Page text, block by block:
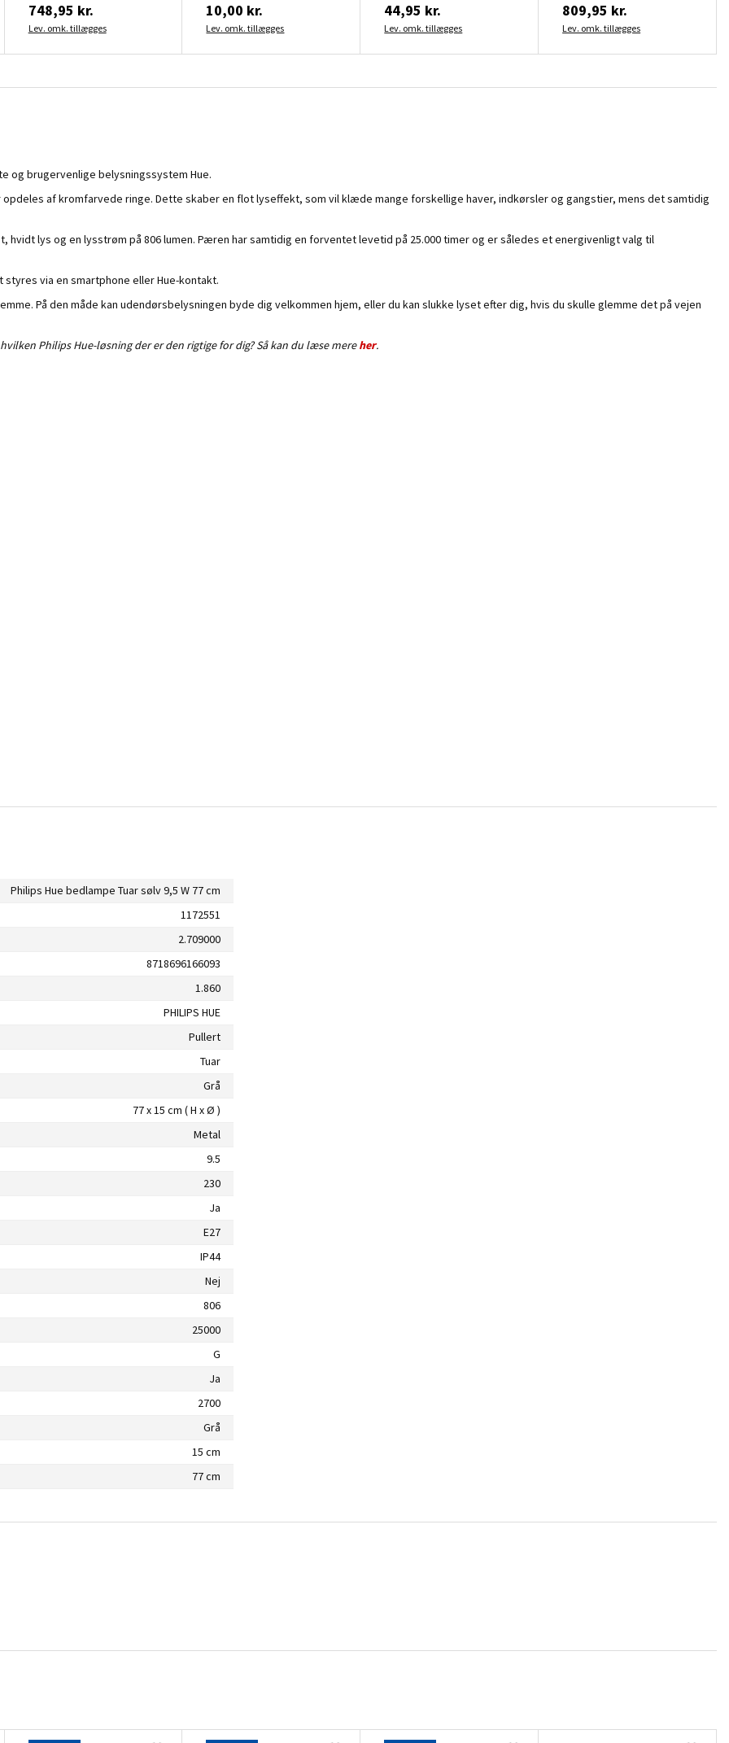
748,95 kr.
Lev. omk. tillægges
10,00 kr.
Lev. omk. tillægges
44,95 kr.
Lev. omk. tillægges
809,95 kr.
Lev. omk. tillægges
og brugervenlige belysningssystem Hue.
af kromfarvede ringe. Dette skaber en flot lyseffekt, som vil klæde mange forskellige haver, indkørsler og gangstier, mens det samtidig
hvidt lys og en lysstrøm på 806 lumen. Pæren har samtidig en forventet levetid på 25.000 timer og er således et energivenligt valg til
styres via en smartphone eller Hue-kontakt.
På den måde kan udendørsbelysningen byde dig velkommen hjem, eller du kan slukke lyset efter dig, hvis du skulle glemme det på vejen
Philips Hue-løsning der er den rigtige for dig? Så kan du læse mereher.
Philips Hue bedlampe Tuar sølv 9,5 W 77 cm
1172551
2.709000
8718696166093
1.860
PHILIPS HUE
Pullert
Tuar
Grå
77 x 15 cm ( H x Ø )
Metal
9.5
230
Ja
E27
IP44
Nej
806
25000
G
Ja
2700
Grå
15 cm
77 cm